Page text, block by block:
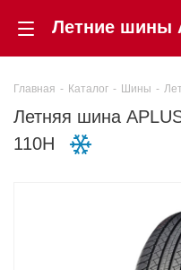
Главная - Каталог - Шины -
Летняя шина
110H